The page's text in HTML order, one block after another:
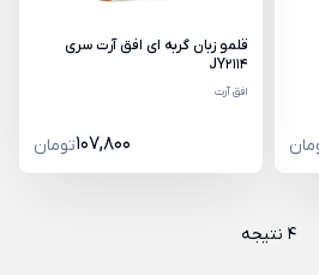
قلمو زبان گربه ای افق آرت سری
JY2114
افق آرت
107,800تومان
4 نتیجه